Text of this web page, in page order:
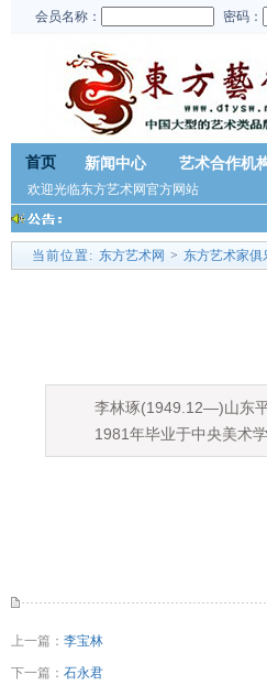
会员名称： 密码：
首页 新闻中心 艺术合作机
欢迎光临东方艺术网官方网站
当前位置: 东方艺术网 > 东方艺术家俱
李林琢(1949.12—)山东平
1981年毕业于中央美术学
上一篇： 李宝林
下一篇： 石永君